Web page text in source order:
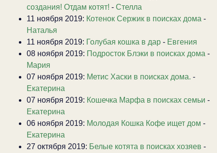
создания! Отдам котят! - Стелла
11 ноября 2019: Котенок Сержик в поисках дома -
Наталья
11 ноября 2019: Голубая кошка в дар - Евгения
08 ноября 2019: Подросток Блэки в поисках дома -
Мария
07 ноября 2019: Метис Хаски в поисках дома. -
Екатерина
07 ноября 2019: Кошечка Марфа в поисках семьи -
Екатерина
06 ноября 2019: Молодая Кошка Кофе ищет дом -
Екатерина
27 октября 2019: Белые котята в поисках хозяев -